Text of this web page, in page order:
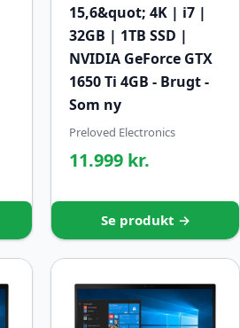
15,6&quot; 4K | i7 |
32GB | 1TB SSD |
NVIDIA GeForce GTX
1650 Ti 4GB - Brugt -
Som ny
Preloved Electronics
11.999 kr.
Se produkt →